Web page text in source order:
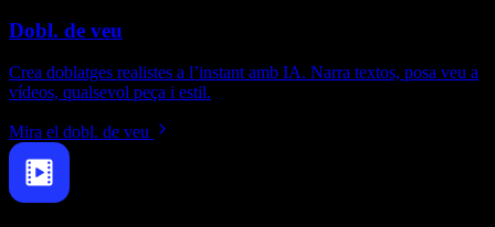
Dobl. de veu
Crea doblatges realistes a l’instant amb IA. Narra textos, posa veu a
vídeos, qualsevol peça i estil.
Mira el dobl. de veu